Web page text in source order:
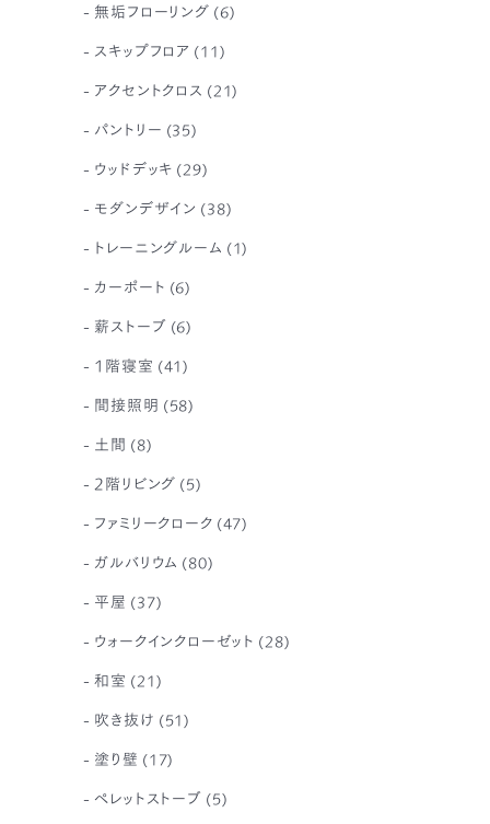
無垢フローリング (6)
スキップフロア (11)
アクセントクロス (21)
パントリー (35)
ウッドデッキ (29)
モダンデザイン (38)
トレーニングルーム (1)
カーポート (6)
薪ストーブ (6)
1階寝室 (41)
間接照明 (58)
土間 (8)
2階リビング (5)
ファミリークローク (47)
ガルバリウム (80)
平屋 (37)
ウォークインクローゼット (28)
和室 (21)
吹き抜け (51)
塗り壁 (17)
ペレットストーブ (5)